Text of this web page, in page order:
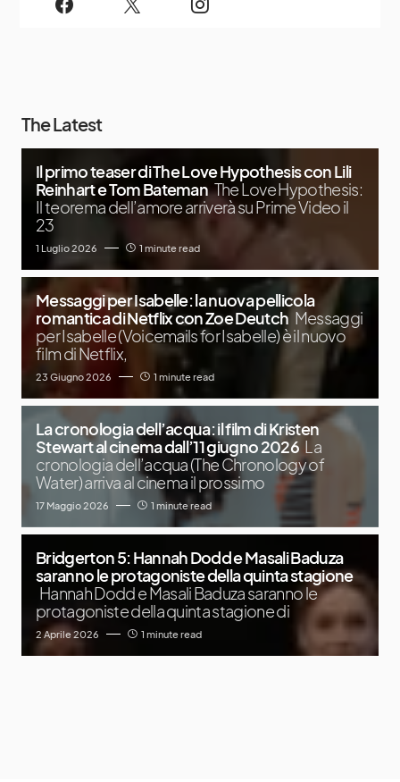
The Latest
Il primo teaser di The Love Hypothesis con Lili
Reinhart e Tom Bateman The Love Hypothesis:
Il teorema dell’amore arriverà su Prime Video il
23
1 Luglio 2026 1 minute read
Messaggi per Isabelle: la nuova pellicola
romantica di Netflix con Zoe Deutch Messaggi
per Isabelle (Voicemails for Isabelle) è il nuovo
film di Netflix,
23 Giugno 2026 1 minute read
La cronologia dell’acqua: il film di Kristen
Stewart al cinema dall’11 giugno 2026 La
cronologia dell’acqua (The Chronology of
Water) arriva al cinema il prossimo
17 Maggio 2026 1 minute read
Bridgerton 5: Hannah Dodd e Masali Baduza
saranno le protagoniste della quinta stagione
Hannah Dodd e Masali Baduza saranno le
protagoniste della quinta stagione di
2 Aprile 2026 1 minute read